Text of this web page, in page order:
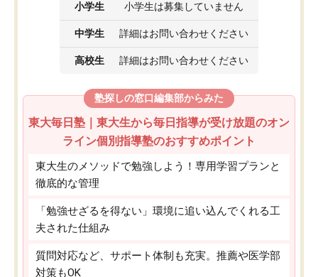
小学生 小学生は募集していません
中学生 詳細はお問い合わせください
高校生 詳細はお問い合わせください
塾探しの窓口編集部からみた
東大毎日塾｜東大生から毎日指導が受け放題のオン
ライン個別指導塾のおすすめポイント
東大生のメソッドで勉強しよう！専用学習プランと
徹底的な管理
「勉強せざるを得ない」環境に追い込んでくれる工
夫された仕組み
質問対応など、サポート体制も充実。推薦や医学部
対策もOK